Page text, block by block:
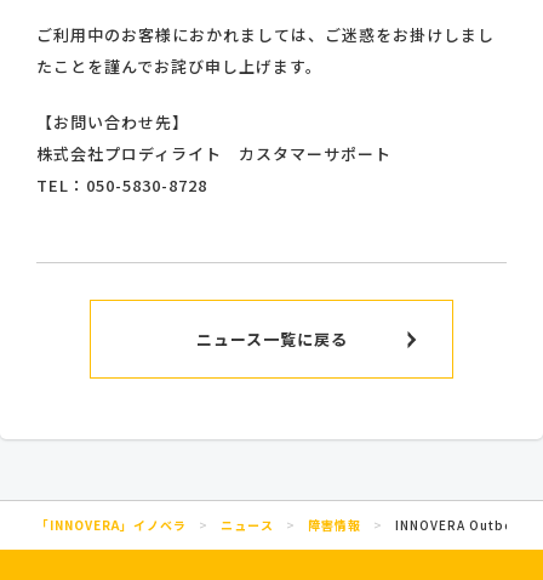
ご利用中のお客様におかれましては、ご迷惑をお掛けしまし
たことを謹んでお詫び申し上げます。
【お問い合わせ先】
株式会社プロディライト カスタマーサポート
TEL：050-5830-8728
ニュース一覧に戻る
「INNOVERA」イノベラ > ニュース > 障害情報 > INNOVERA Outbound